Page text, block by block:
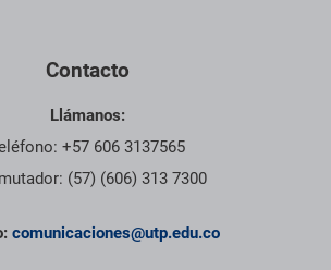
Contacto
Llámanos:
+57 606 3137565
(57) (606) 313 7300
comunicaciones@utp.edu.co